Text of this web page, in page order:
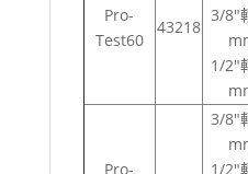
Pro-
Test60
43218
3/8"
1/2"
Pro-
3/8"
1/2"